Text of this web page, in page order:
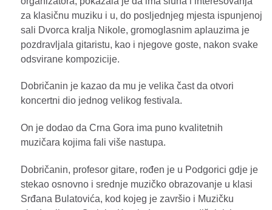
za klasičnu muziku i u, do posljednjeg mjesta ispunjenoj
sali Dvorca kralja Nikole, gromoglasnim aplauzima je
pozdravljala gitaristu, kao i njegove goste, nakon svake
odsvirane kompozicije.
Dobričanin je kazao da mu je velika čast da otvori
koncertni dio jednog velikog festivala.
On je dodao da Crna Gora ima puno kvalitetnih
muzičara kojima fali više nastupa.
Dobričanin, profesor gitare, rođen je u Podgorici gdje je
stekao osnovno i srednje muzičko obrazovanje u klasi
Srđana Bulatovića, kod kojeg je završio i Muzičku